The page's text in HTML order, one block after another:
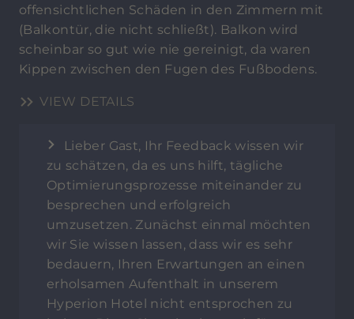
offensichtlichen Schäden in den Zimmern mit
(Balkontür, die nicht schließt). Balkon wird
scheinbar so gut wie nie gereinigt, da waren
Kippen zwischen den Fugen des Fußbodens.
VIEW DETAILS
Lieber Gast, Ihr Feedback wissen wir
zu schätzen, da es uns hilft, tägliche
Optimierungsprozesse miteinander zu
besprechen und erfolgreich
umzusetzen. Zunächst einmal möchten
wir Sie wissen lassen, dass wir es sehr
bedauern, Ihren Erwartungen an einen
erholsamen Aufenthalt in unserem
Hyperion Hotel nicht entsprochen zu